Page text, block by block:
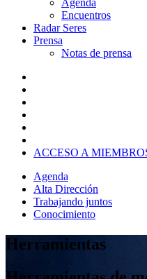
Agenda
Encuentros
Radar Seres
Prensa
Notas de prensa
ACCESO A
Agenda
Alta Dirección
Trabajando juntos
Conocimiento
Herramientas